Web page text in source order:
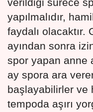
verildiği sürece
yapılmalıdır,
faydalı
ayından sonra
spor yapan anne
ay spora ara
başlayabilirler ve
tempoda aşırı